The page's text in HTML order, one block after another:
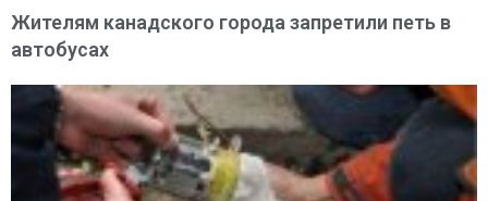
Жителям канадского города запретили петь в
автобусах